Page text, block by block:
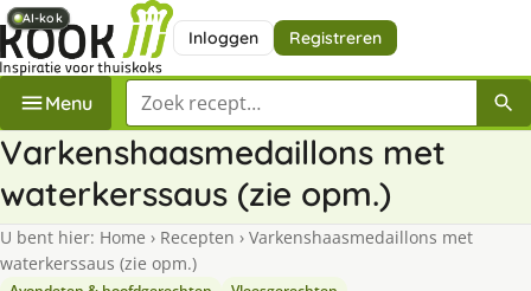
Inloggen Registreren
Menu Zoek een recept
Varkenshaasmedaillons met
waterkerssaus (zie opm.)
U bent hier: Home › Recepten › Varkenshaasmedaillons met
waterkerssaus (zie opm.)
AI-kok
AI-kok
AI-kok